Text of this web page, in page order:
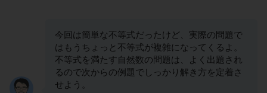
今回は簡単な不等式だったけど、実際の問題で
はもうちょっと不等式が複雑になってくるよ。
不等式を満たす自然数の問題は、よく出題され
るので次からの例題でしっかり解き方を定着さ
せよう。